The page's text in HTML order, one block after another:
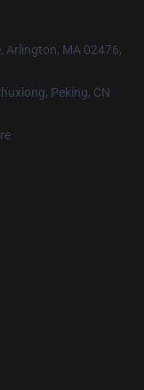
Arlington, MA 02476,
Peking, CN